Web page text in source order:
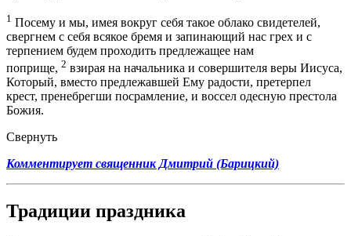
1 Посему и мы, имея вокруг себя такое облако свидетелей,
свергнем с себя всякое бремя и запинающий нас грех и с
терпением будем проходить предлежащее нам
поприще, 2 взирая на начальника и совершителя веры Иисуса,
Который, вместо предлежавшей Ему радости, претерпел
крест, пренебрегши посрамление, и воссел одесную престола
Божия.
Свернуть
Комментирует священник Дмитрий (Барицкий)
Традиции праздника